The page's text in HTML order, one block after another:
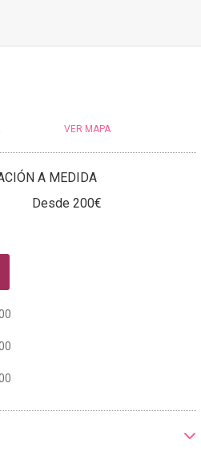
VER MAPA
A MEDIDA
Desde 200€